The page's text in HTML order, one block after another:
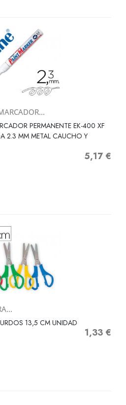
PERMANENTE EK-400 XF
2.3 MM METAL CAUCHO Y
Precio
5,17 €
13,5 CM UNIDAD
Precio
1,33 €